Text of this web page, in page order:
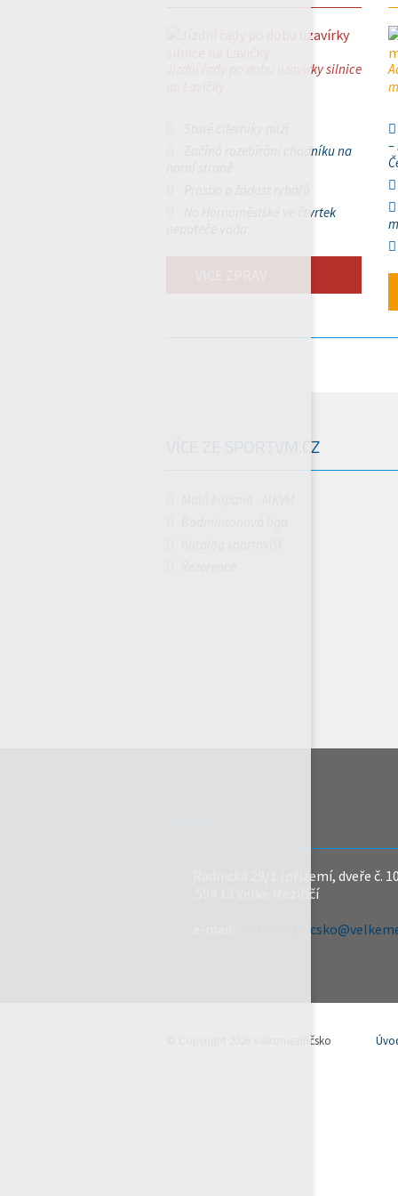
Jízdní řady po dobu uzavírky silnice
Začíná rozebírání chodníku na
Na Hornoměstské ve čtvrtek
–
VÍCE ZE SPORTVM.CZ
Radnická 29/1 (přízemí, dveře č.
594 13 Velké Meziříčí
© Copyright 2026 Velkomeziříčsko